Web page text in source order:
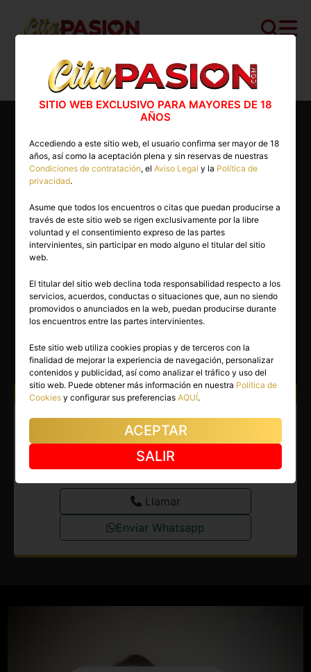
Cita PASION.COM>Escorts>Madrid>Fuenlabrada
Marta
23 años
MARTA
Fuenlabrada(Madrid)
(2)
Atiendo a: Hombres
Escort en Fuenlabrada.
¡Española encantadora y
divertida!
Llamar
Enviar Whatsapp
SITIO WEB EXCLUSIVO PARA MAYORES DE 18
AÑOS
Accediendo a este sitio web, el usuario confirma ser mayor de 18
años, así como la aceptación plena y sin reservas de nuestras
Condiciones de contratación, elAviso Legal y la Política de
privacidad.
Asume que todos los encuentros o citas que puedan producirse a
través de este sitio web se rigen exclusivamente por la libre
voluntad y el consentimiento expreso de las partes
intervinientes, sin participar en modo alguno el titular del sitio
web.
El titular del sitio web declina toda responsabilidad respecto a los
servicios, acuerdos, conductas o situaciones que, aun no siendo
promovidos o anunciados en la web, puedan producirse durante
los encuentros entre las partes intervinientes.
Este sitio web utiliza cookies propias y de terceros con la
finalidad de mejorar la experiencia de navegación, personalizar
contenidos y publicidad, así como analizar el tráfico y uso del
sitio web. Puede obtener más información en nuestra Política de
Cookies y configurar sus preferenciasAQUÍ.
ACEPTAR
SALIR